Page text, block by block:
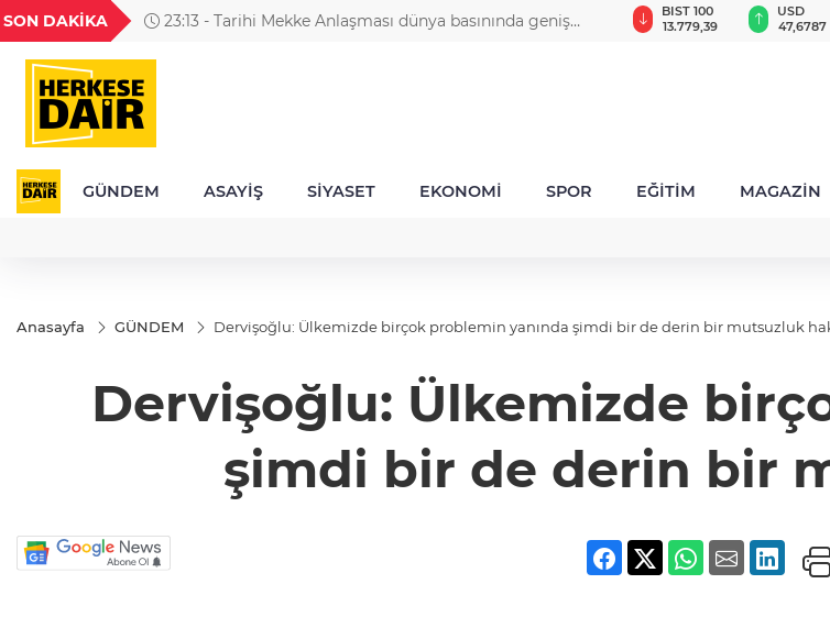
SON DAKİKA
23:13 - Tarihi Mekke Anlaşması dünya basınında geniş
18,2677
TND
16,3788
BGN
27,9743
VND
0,0018
GAU/TRY
6.660,55
BIST 100
13.779,39
USD
47,6787
GÜNDEM ASAYİŞ SİYASET EKONOMİ SPOR EĞİTİM MAGAZİN
Anasayfa GÜNDEM Dervişoğlu: Ülkemizde birçok problemin yanında şimdi bir de derin bir mutsuzluk
Dervişoğlu: Ülkemizde
şimdi bir de derin bir